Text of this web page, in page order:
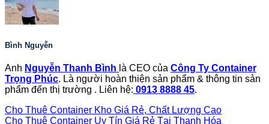
Bình Nguyễn
Anh Nguyễn Thanh Bình là CEO của Công Ty Container
Trọng Phúc. Là người hoàn thiện sản phẩm & thông tin sản
phẩm đến thị trường . Liên hệ: 0913 8888 45.
Cho Thuê Container Kho Giá Rẻ, Chất Lượng Cao
Cho Thuê Container Uy Tín Giá Rẻ Tại Thanh Hóa